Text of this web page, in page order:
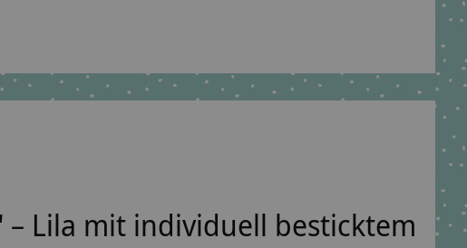
– Lila mit individuell besticktem